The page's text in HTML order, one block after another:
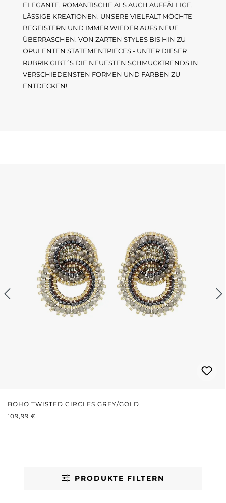
ELEGANTE, ROMANTISCHE ALS AUCH AUFFÄLLIGE,
LÄSSIGE KREATIONEN. UNSERE VIELFALT MÖCHTE
BEGEISTERN UND IMMER WIEDER AUFS NEUE
ÜBERRASCHEN. VON ZARTEN STYLES BIS HIN ZU
OPULENTEN STATEMENTPIECES - UNTER DIESER
RUBRIK GIBT´S DIE NEUESTEN SCHMUCKTRENDS IN
VERSCHIEDENSTEN FORMEN UND FARBEN ZU
ENTDECKEN!
BOHO TWISTED CIRCLES GREY/GOLD
REGULÄRER PREIS:
109,99 €
PRODUKTE FILTERN